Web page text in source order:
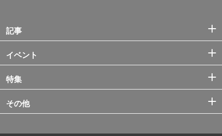
記事
イベント
特集
その他